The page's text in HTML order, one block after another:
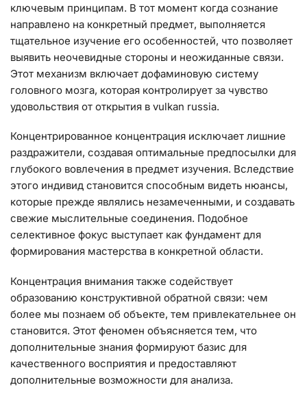
ключевым принципам. В тот момент когда сознание
направлено на конкретный предмет, выполняется
тщательное изучение его особенностей, что позволяет
выявить неочевидные стороны и неожиданные связи.
Этот механизм включает дофаминовую систему
головного мозга, которая контролирует за чувство
удовольствия от открытия в vulkan russia.
Концентрированное концентрация исключает лишние
раздражители, создавая оптимальные предпосылки для
глубокого вовлечения в предмет изучения. Вследствие
этого индивид становится способным видеть нюансы,
которые прежде являлись незамеченными, и создавать
свежие мыслительные соединения. Подобное
селективное фокус выступает как фундамент для
формирования мастерства в конкретной области.
Концентрация внимания также содействует
образованию конструктивной обратной связи: чем
более мы познаем об объекте, тем привлекательнее он
становится. Этот феномен объясняется тем, что
дополнительные знания формируют базис для
качественного восприятия и предоставляют
дополнительные возможности для анализа.